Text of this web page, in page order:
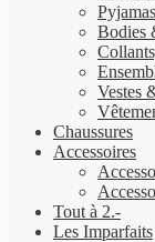
Pyjamas
Bodies
Vestes
Chaussures
Accessoires
Tout à 2.-
Les Imparfaits